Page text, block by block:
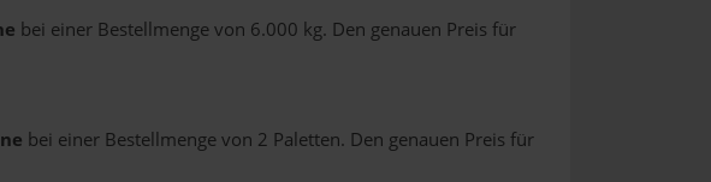
bei einer Bestellmenge von 6.000 kg. Den genauen Preis für
bei einer Bestellmenge von 2 Paletten. Den genauen Preis für